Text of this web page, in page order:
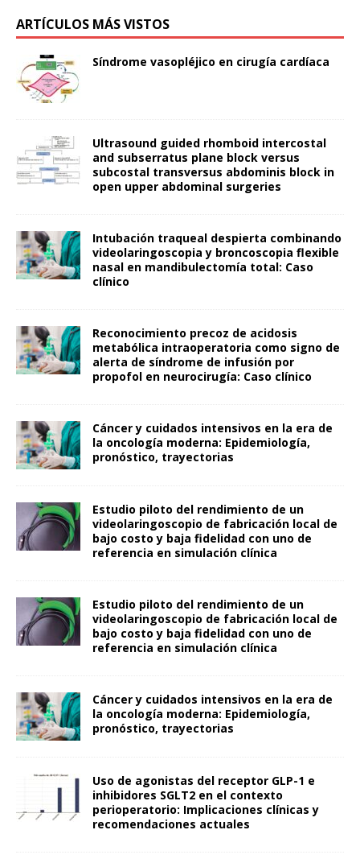
ARTÍCULOS MÁS VISTOS
Síndrome vasopléjico en cirugía cardíaca
Ultrasound guided rhomboid intercostal
and subserratus plane block versus
subcostal transversus abdominis block in
open upper abdominal surgeries
Intubación traqueal despierta combinando
videolaringoscopia y broncoscopia flexible
nasal en mandibulectomía total: Caso
clínico
Reconocimiento precoz de acidosis
metabólica intraoperatoria como signo de
alerta de síndrome de infusión por
propofol en neurocirugía: Caso clínico
Cáncer y cuidados intensivos en la era de
la oncología moderna: Epidemiología,
pronóstico, trayectorias
Estudio piloto del rendimiento de un
videolaringoscopio de fabricación local de
bajo costo y baja fidelidad con uno de
referencia en simulación clínica
Estudio piloto del rendimiento de un
videolaringoscopio de fabricación local de
bajo costo y baja fidelidad con uno de
referencia en simulación clínica
Cáncer y cuidados intensivos en la era de
la oncología moderna: Epidemiología,
pronóstico, trayectorias
Uso de agonistas del receptor GLP-1 e
inhibidores SGLT2 en el contexto
perioperatorio: Implicaciones clínicas y
recomendaciones actuales